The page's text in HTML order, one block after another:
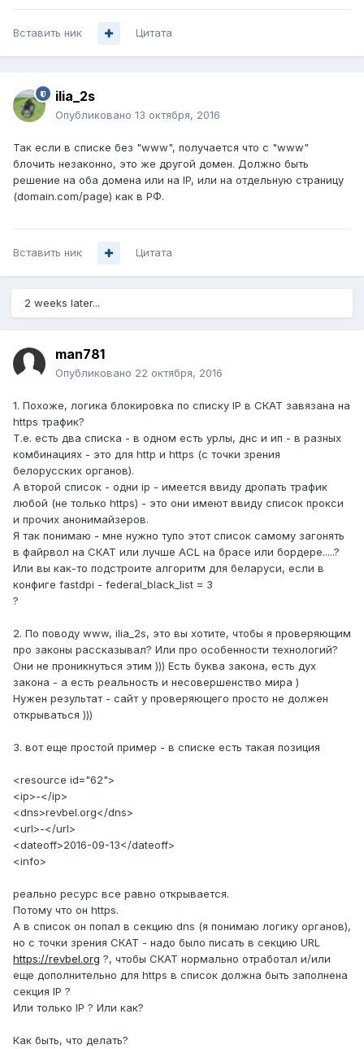
Вставить ник Цитата
ilia_2s
Опубликовано 13 октября, 2016
Так если в списке без "www", получается что с "www"
блочить незаконно, это же другой домен. Должно быть
решение на оба домена или на IP, или на отдельную страницу
(domain.com/page) как в РФ.
Вставить ник Цитата
2 weeks later...
man781
Опубликовано 22 октября, 2016
1. Похоже, логика блокировка по списку IP в СКАТ завязана на
https трафик?
Т.е. есть два списка - в одном есть урлы, днс и ип - в разных
комбинациях - это для http и https (c точки зрения
белорусских органов).
А второй список - одни ip - имеется ввиду дропать трафик
любой (не только https) - это они имеют ввиду список прокси
и прочих анонимайзеров.
Я так понимаю - мне нужно тупо этот список самому загонять
в файрвол на СКАТ или лучше ACL на брасе или бордере.....?
Или вы как-то подстроите алгоритм для беларуси, если в
конфиге fastdpi - federal_black_list = 3
?
2. По поводу www, ilia_2s, это вы хотите, чтобы я проверяющим
про законы рассказывал? Или про особенности технологий?
Они не проникнуться этим ))) Есть буква закона, есть дух
закона - а есть реальность и несовершенство мира )
Нужен результат - сайт у проверяющего просто не должен
открываться )))
3. вот еще простой пример - в списке есть такая позиция
<resource id="62">
<ip>-</ip>
<dns>revbel.org</dns>
<url>-</url>
<dateoff>2016-09-13</dateoff>
<info>
реально ресурс все равно открывается.
Потому что он https.
А в список он попал в секцию dns (я понимаю логику органов),
но с точки зрения СКАТ - надо было писать в секцию URL
https://revbel.org ?, чтобы СКАТ нормально отработал и/или
еще дополнительно для https в список должна быть заполнена
секция IP ?
Или только IP ? Или как?
Как быть, что делать?